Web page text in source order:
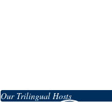
Our Trilingual Hosts